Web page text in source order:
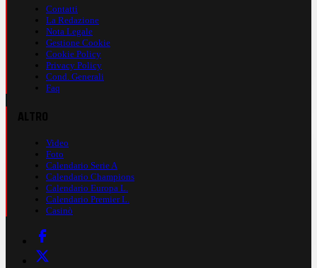
Contatti
La Redazione
Nota Legale
Gestione Cookie
Cookie Policy
Privacy Policy
Cond. Generali
Faq
Video
Foto
Calendario Serie A
Calendario Champions
Calendario Europa L.
Calendario Premier L.
Casinò